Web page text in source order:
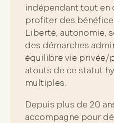
indépendant tout en
profiter des
Liberté, autonomie,
des démarches
équilibre vie privée/
atouts de ce statut
multiples.
Depuis plus de 20
accompagne pour